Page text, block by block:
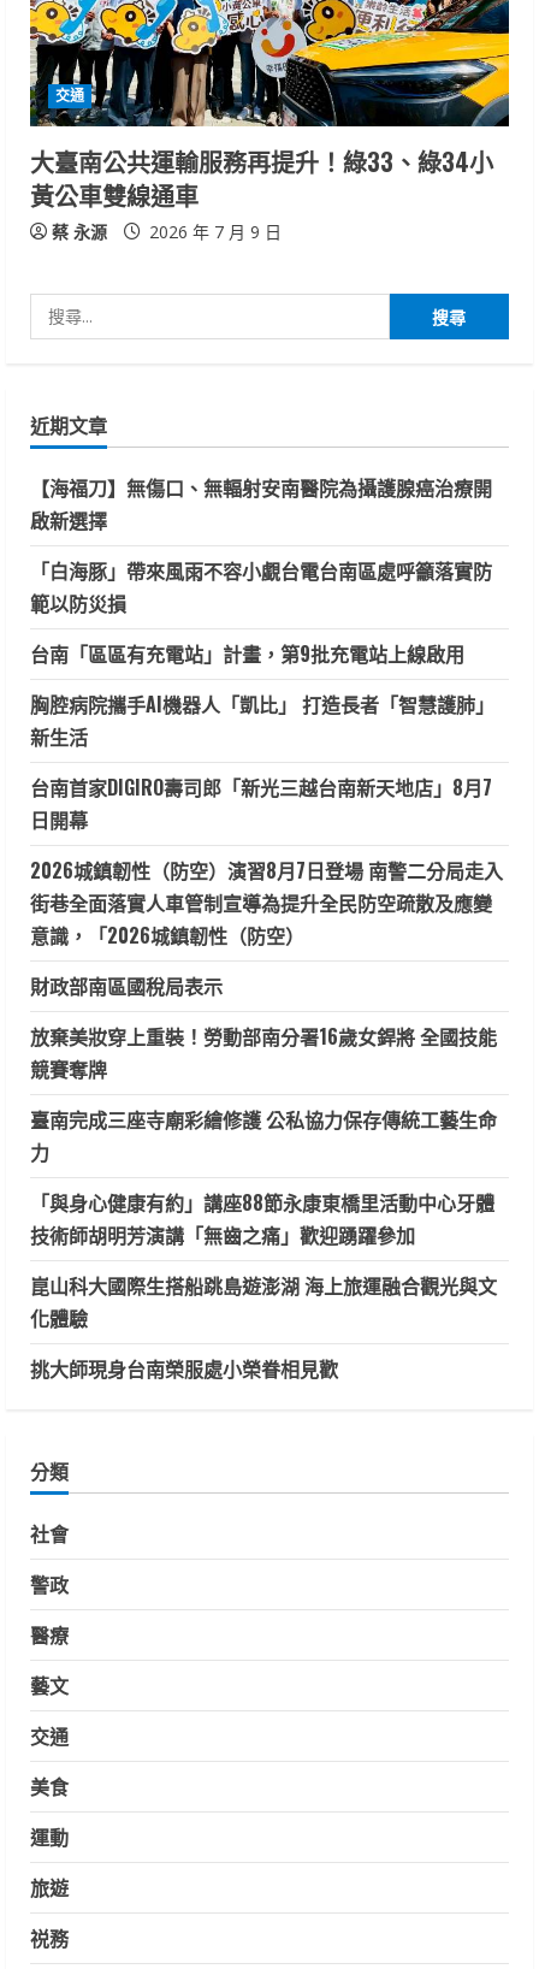
交通
大臺南公共運輸服務再提升！綠33、綠34小
黃公車雙線通車
蔡 永源 2026 年 7 月 9 日
尋
字:
近期文章
【海福刀】無傷口、無輻射安南醫院為攝護腺癌治療開
啟新選擇
「白海豚」帶來風雨不容小覷台電台南區處呼籲落實防
範以防災損
台南「區區有充電站」計畫，第9批充電站上線啟用
胸腔病院攜手AI機器人「凱比」 打造長者「智慧護肺」
新生活
台南首家DIGIRO壽司郎「新光三越台南新天地店」8月7
日開幕
2026城鎮韌性（防空）演習8月7日登場 南警二分局走入
街巷全面落實人車管制宣導為提升全民防空疏散及應變
意識，「2026城鎮韌性（防空）
財政部南區國稅局表示
放棄美妝穿上重裝！勞動部南分署16歲女銲將 全國技能
競賽奪牌
臺南完成三座寺廟彩繪修護 公私協力保存傳統工藝生命
力
「與身心健康有約」講座88節永康東橋里活動中心牙體
技術師胡明芳演講「無齒之痛」歡迎踴躍參加
崑山科大國際生搭船跳島遊澎湖 海上旅運融合觀光與文
化體驗
挑大師現身台南榮服處小榮眷相見歡
分類
社會
警政
醫療
藝文
交通
美食
運動
旅遊
祱務